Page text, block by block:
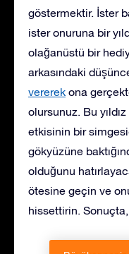
göstermektir. İster
ister onuruna bir
olağanüstü bir
arkasındaki
vererek ona
olursunuz. Bu yıldız
etkisinin bir
gökyüzüne
olduğunu
ötesine geçin ve
hissettirin.